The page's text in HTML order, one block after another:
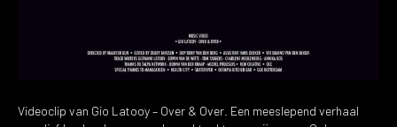
Videoclip van Gio Latooy – Over & Over. Een meeslepend verhaal